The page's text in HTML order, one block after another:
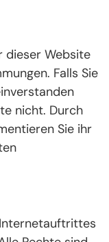
dieser Website
Falls Sie
nicht. Durch
Sie ihr